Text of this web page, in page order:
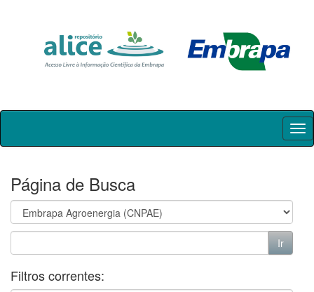
Skip
Página de Busca
Filtros correntes: